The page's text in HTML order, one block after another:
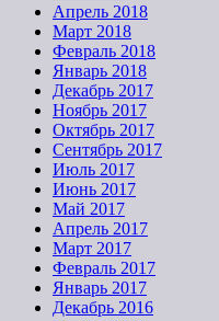
Апрель 2018
Март 2018
Февраль 2018
Январь 2018
Декабрь 2017
Ноябрь 2017
Октябрь 2017
Сентябрь 2017
Июль 2017
Июнь 2017
Май 2017
Апрель 2017
Март 2017
Февраль 2017
Январь 2017
Декабрь 2016